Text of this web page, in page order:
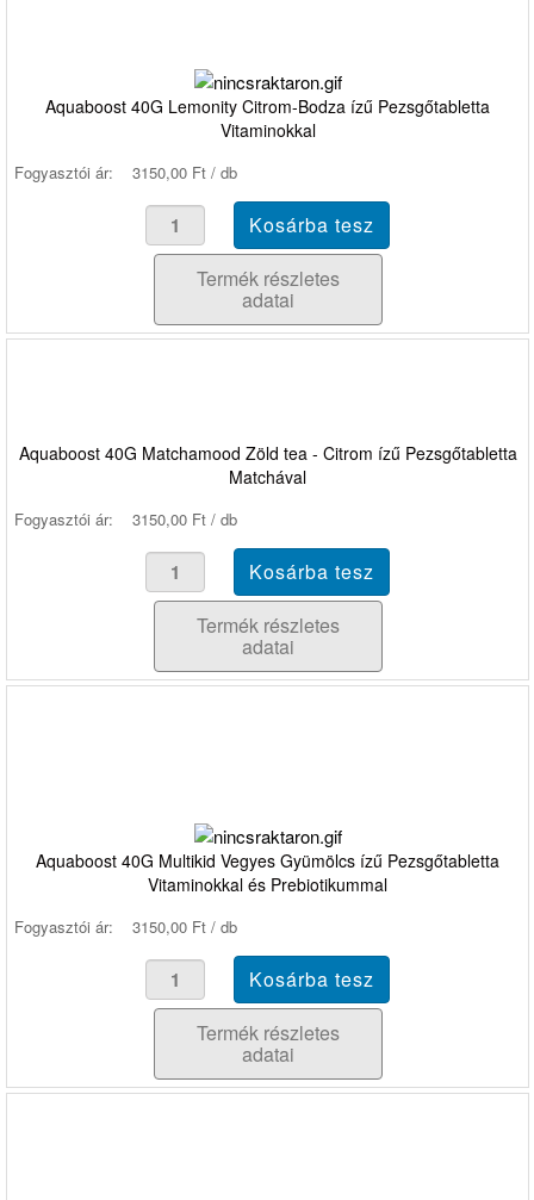
Aquaboost 40G Lemonity Citrom-Bodza ízű Pezsgőtabletta
Vitaminokkal
Fogyasztói ár: 3150,00 Ft / db
Termék részletes
adatai
Aquaboost 40G Matchamood Zöld tea - Citrom ízű Pezsgőtabletta
Matchával
Fogyasztói ár: 3150,00 Ft / db
Termék részletes
adatai
Aquaboost 40G Multikid Vegyes Gyümölcs ízű Pezsgőtabletta
Vitaminokkal és Prebiotikummal
Fogyasztói ár: 3150,00 Ft / db
Termék részletes
adatai